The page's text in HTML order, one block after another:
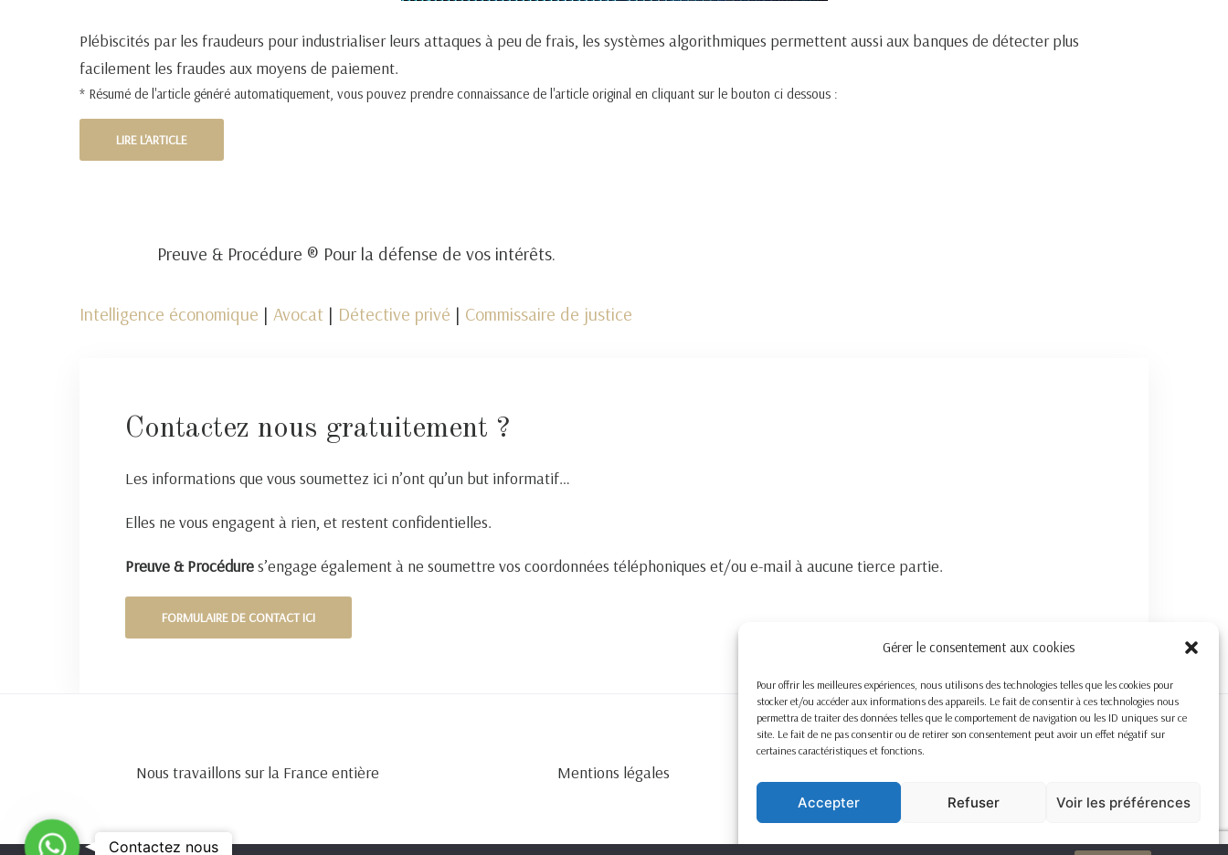
Gérer le consentement aux cookies
Pour offrir les meilleures expériences, nous utilisons des technologies telles que les cookies pour
stocker et/ou accéder aux informations des appareils. Le fait de consentir à ces technologies nous
permettra de traiter des données telles que le comportement de navigation ou les ID uniques sur ce
site. Le fait de ne pas consentir ou de retirer son consentement peut avoir un effet négatif sur
certaines caractéristiques et fonctions.
Accepter Refuser Voir les préférences
Plébiscités par les fraudeurs pour industrialiser leurs attaques à peu de frais, les systèmes algorithmiques permettent aussi aux banques de détecter plus
facilement les fraudes aux moyens de paiement.
* Résumé de l'article généré automatiquement, vous pouvez prendre connaissance de l'article original en cliquant sur le bouton ci dessous :
LIRE L'ARTICLE
Preuve & Procédure ® Pour la défense de vos intérêts.
Intelligence économique | Avocat | Détective privé | Commissaire de justice
Contactez nous gratuitement ?
Les informations que vous soumettez ici n’ont qu’un but informatif…
Elles ne vous engagent à rien, et restent confidentielles.
Preuve & Procédures’engage également à ne soumettre vos coordonnées téléphoniques et/ou e-mail à aucune tierce partie.
FORMULAIRE DE CONTACT ICI
Nous travaillons sur la France entière Mentions légales
C Contactez nous